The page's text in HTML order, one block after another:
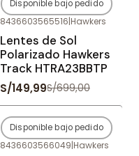
-79%OFF
Agotado
Disponible bajo pedido
8436603565516|Hawkers
Lentes de Sol
Polarizado Hawkers
Track HTRA23BBTP
S/149,99S/699,00
-80%OFF
Agotado
Disponible bajo pedido
8436603566049|Hawkers